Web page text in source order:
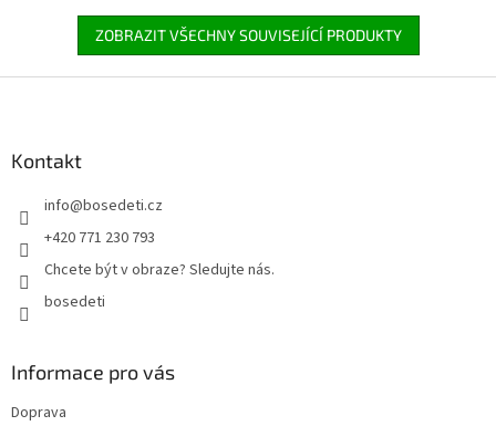
ZOBRAZIT VŠECHNY SOUVISEJÍCÍ PRODUKTY
Kontakt
info@bosedeti.cz
+420 771 230 793
Chcete být v obraze? Sledujte nás.
bosedeti
Informace pro vás
Doprava